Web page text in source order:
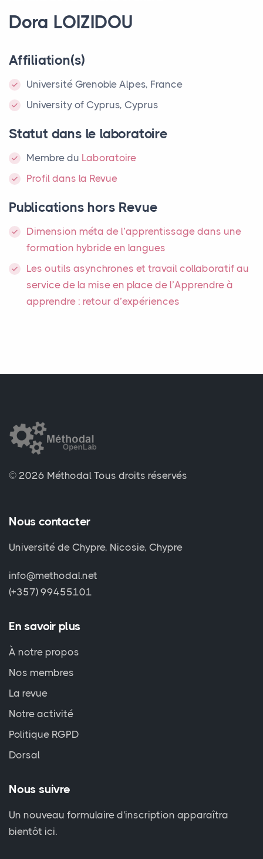
Dora LOIZIDOU
Affiliation(s)
Université Grenoble Alpes, France
University of Cyprus, Cyprus
Statut dans le laboratoire
Membre du Laboratoire
Profil dans la Revue
Publications hors Revue
Dimension méta de l’apprentissage dans une
formation hybride en langues
Les outils asynchrones et travail collaboratif au
service de la mise en place de l’Apprendre à
apprendre : retour d’expériences
© 2026 Méthodal Tous droits réservés
Nous contacter
Université de Chypre, Nicosie, Chypre
info@methodal.net
(+357) 99455101
En savoir plus
À notre propos
Nos membres
La revue
Notre activité
Politique RGPD
Dorsal
Nous suivre
Un nouveau formulaire d'inscription apparaîtra
bientôt ici.